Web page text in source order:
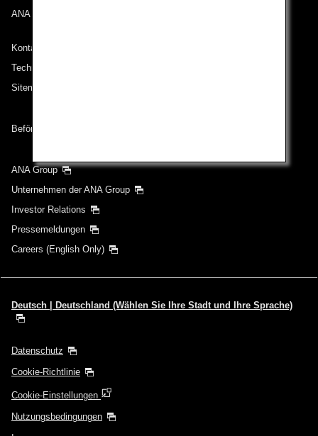
ANA Mileage Club
Kontakt zu ANA
Technische Hilfe (Barrierefreiheit)
Sitemap
Beförderungsbedingungen
ANA Group
Unternehmen der ANA Group
Investor Relations
Pressemeldungen
Careers (English Only)
Deutsch | Deutschland (Wählen Sie Ihre Stadt und Ihre Sprache)
Datenschutz
Cookie-Richtlinie
Cookie-Einstellungen
Nutzungsbedingungen